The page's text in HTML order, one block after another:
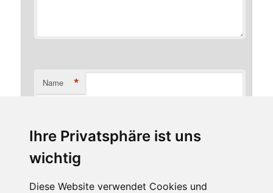
Ihre Privatsphäre ist uns
wichtig
Diese Website verwendet Cookies und
Name *
E-Mail-Adresse *